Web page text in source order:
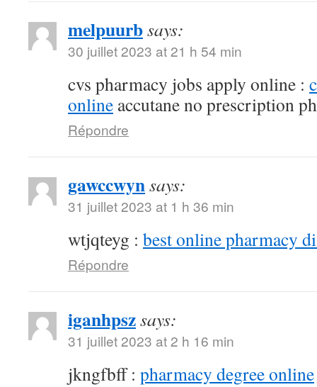
melpuurbsays:
30 juillet 2023 at 21 h 54 min
cvs pharmacy jobs apply online :
online accutane no prescription
Répondre
gawccwynsays:
31 juillet 2023 at 1 h 36 min
wtjqteyg : best online pharmacy
Répondre
iganhpszsays:
31 juillet 2023 at 2 h 16 min
jkngfbff : pharmacy degree online